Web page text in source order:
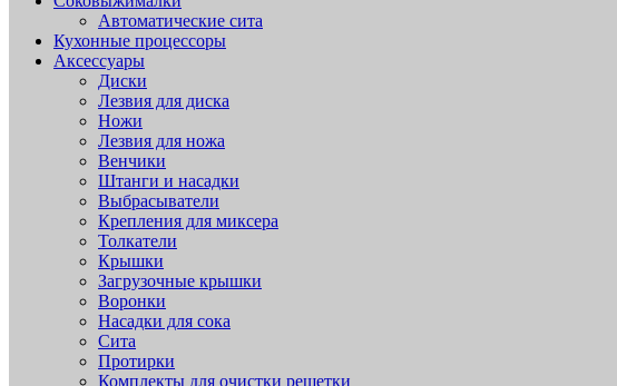
Автоматические сита
Кухонные процессоры
Аксессуары
Диски
Лезвия для диска
Ножи
Лезвия для ножа
Венчики
Штанги и насадки
Выбрасыватели
Крепления для миксера
Толкатели
Крышки
Загрузочные крышки
Воронки
Насадки для сока
Сита
Протирки
Комплекты для очистки решетки